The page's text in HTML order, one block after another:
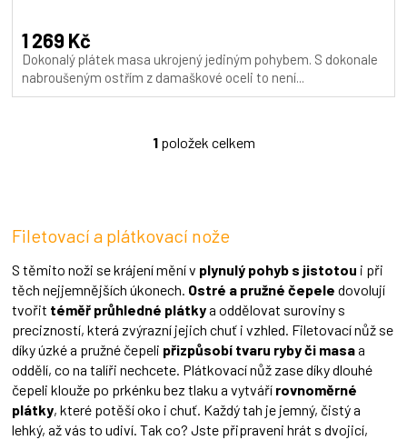
produktu
je
5,0
1 269 Kč
Dokonalý plátek masa ukrojený jediným pohybem. S dokonale
nabroušeným ostřím z damaškové oceli to není...
O
a
í
p
r
v
k
y
v
ý
p
i
1položek celkem
Filetovací a plátkovací nože
S těmito noži se krájení mění v plynulý pohyb s jistotou i při
těch nejjemnějších úkonech. Ostré a pružné čepele dovolují
tvořit téměř průhledné plátkya oddělovat suroviny s
precizností, která zvýrazní jejich chuť i vzhled. Filetovací nůž se
díky úzké a pružné čepeli přizpůsobí tvaru ryby či masaa
oddělí, co na talíři nechcete. Plátkovací nůž zase díky dlouhé
čepeli klouže po prkénku bez tlaku a vytváří rovnoměrné
plátky, které potěší oko i chuť. Každý tah je jemný, čistý a
lehký, až vás to udiví. Tak co? Jste připraveni hrát s dvojicí,